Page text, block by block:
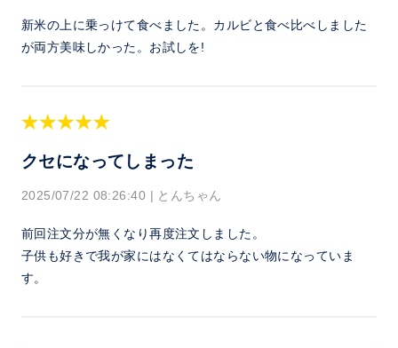
新米の上に乗っけて食べました。カルビと食べ比べしました
が両方美味しかった。お試しを!
クセになってしまった
2025/07/22 08:26:40 | とんちゃん
前回注文分が無くなり再度注文しました。
子供も好きで我が家にはなくてはならない物になっていま
す。